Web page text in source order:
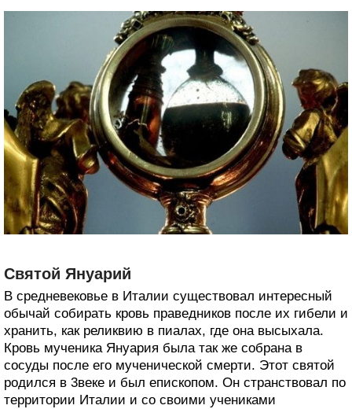
Святой Януарий
В средневековье в Италии существовал интересный
обычай собирать кровь праведников после их гибели и
хранить, как реликвию в пиалах, где она высыхала.
Кровь мученика Януария была так же собрана в
сосуды после его мученической смерти. Этот святой
родился в 3веке и был епископом. Он странствовал по
территории Италии и со своими учениками